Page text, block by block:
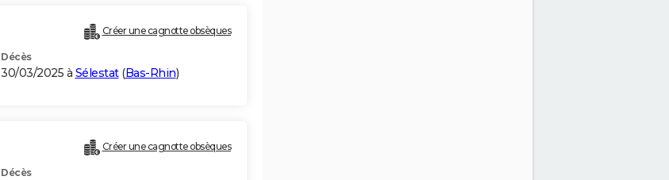
Créer une cagnotte obsèques
Décès
30/03/2025 à Sélestat(Bas-Rhin)
Créer une cagnotte obsèques
Décès